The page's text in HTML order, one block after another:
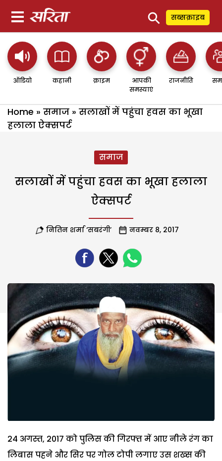
⚲ सब्सक्राइब
ऑडियो कहानी क्राइम
आपकी
समस्याएं
राजनीति
Home » समाज » सलाखों में पहुंचा हवस का भूखा
हलाला ऐक्सपर्ट
समाज
सलाखों में पहुंचा हवस का भूखा हलाला
ऐक्सपर्ट
नितिन शर्मा ‘सबरंगी’ नवम्बर 8, 2017
24 अगस्त, 2017 को पुलिस की गिरफ्त में आए नीले रंग का
लिबास पहने और सिर पर गोल टोपी लगाए उस शख्स की